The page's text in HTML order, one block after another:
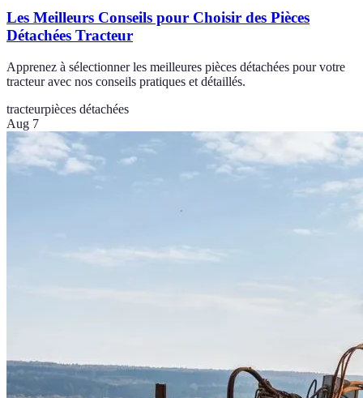
Les Meilleurs Conseils pour Choisir des Pièces
Détachées Tracteur
Apprenez à sélectionner les meilleures pièces détachées pour votre
tracteur avec nos conseils pratiques et détaillés.
tracteurpièces détachées
Aug 7